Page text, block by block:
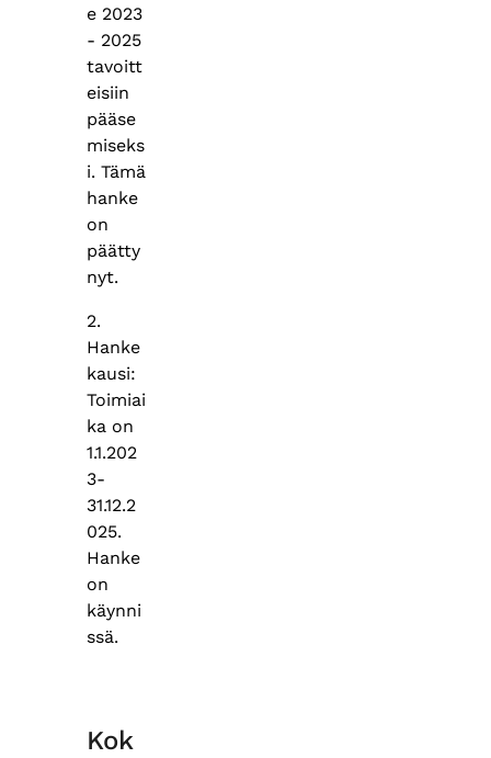
e 2023
- 2025
tavoitt
eisiin
pääse
miseks
i. Tämä
hanke
on
päätty
nyt.
2.
Hanke
kausi:
Toimiai
ka on
1.1.202
3-
31.12.2
025.
Hanke
on
käynni
ssä.
Kok